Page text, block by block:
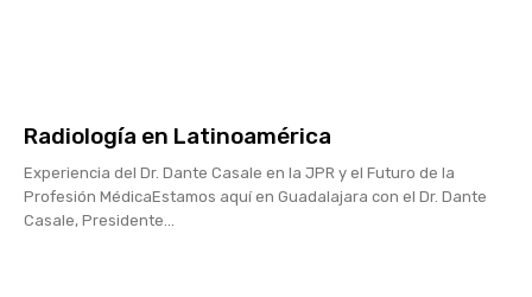
Radiología en Latinoamérica
Experiencia del Dr. Dante Casale en la JPR y el Futuro de la
Profesión MédicaEstamos aquí en Guadalajara con el Dr. Dante
Casale, Presidente...